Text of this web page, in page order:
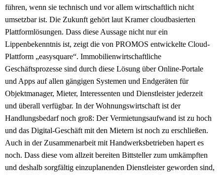
führen, wenn sie technisch und vor allem wirtschaftlich nicht
umsetzbar ist. Die Zukunft gehört laut Kramer cloudbasierten
Plattformlösungen. Dass diese Aussage nicht nur ein
Lippenbekenntnis ist, zeigt die von PROMOS entwickelte Cloud-
Plattform „easysquare“. Immobilienwirtschaftliche
Geschäftsprozesse sind durch diese Lösung über Online-Portale
und Apps auf allen gängigen Systemen und Endgeräten für
Objektmanager, Mieter, Interessenten und Dienstleister jederzeit
und überall verfügbar. In der Wohnungswirtschaft ist der
Handlungsbedarf noch groß: Der Vermietungsaufwand ist zu hoch
und das Digital-Geschäft mit den Mietern ist noch zu erschließen.
Auch in der Zusammenarbeit mit Handwerksbetrieben hapert es
noch. Dass diese vom allzeit bereiten Bittsteller zum umkämpften
und deshalb sorgfältig einzuplanenden Dienstleister geworden sind,